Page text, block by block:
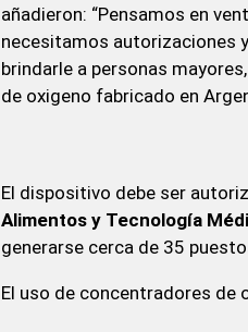
añadieron: “Pensamos en
necesitamos autorizaciones
brindarle a personas
de oxigeno fabricado en
El dispositivo debe ser
Alimentos y Tecnología
generarse cerca de 35
El uso de concentradores de